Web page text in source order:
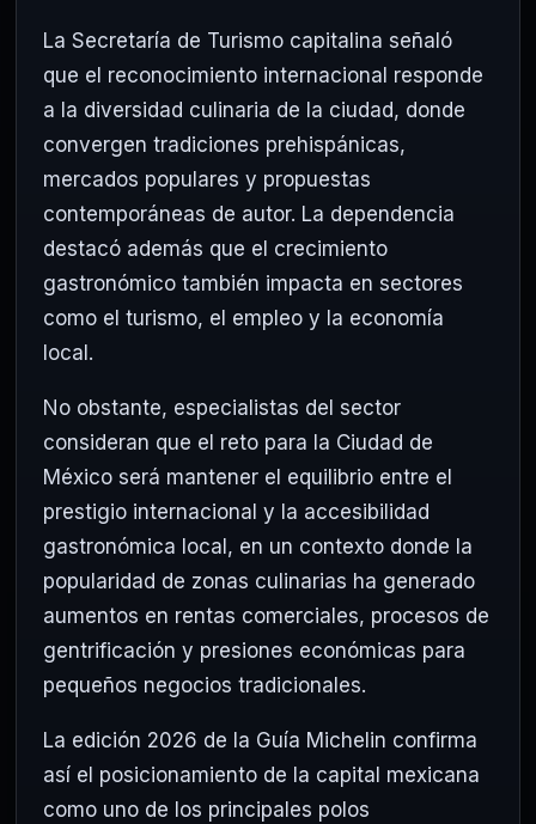
La Secretaría de Turismo capitalina señaló
que el reconocimiento internacional responde
a la diversidad culinaria de la ciudad, donde
convergen tradiciones prehispánicas,
mercados populares y propuestas
contemporáneas de autor. La dependencia
destacó además que el crecimiento
gastronómico también impacta en sectores
como el turismo, el empleo y la economía
local.
No obstante, especialistas del sector
consideran que el reto para la Ciudad de
México será mantener el equilibrio entre el
prestigio internacional y la accesibilidad
gastronómica local, en un contexto donde la
popularidad de zonas culinarias ha generado
aumentos en rentas comerciales, procesos de
gentrificación y presiones económicas para
pequeños negocios tradicionales.
La edición 2026 de la Guía Michelin confirma
así el posicionamiento de la capital mexicana
como uno de los principales polos